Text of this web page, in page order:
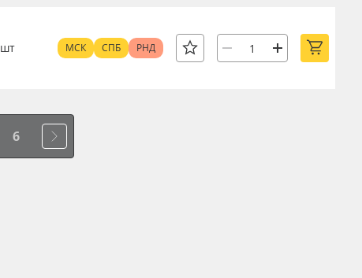
шт МСК СПБ РНД
6